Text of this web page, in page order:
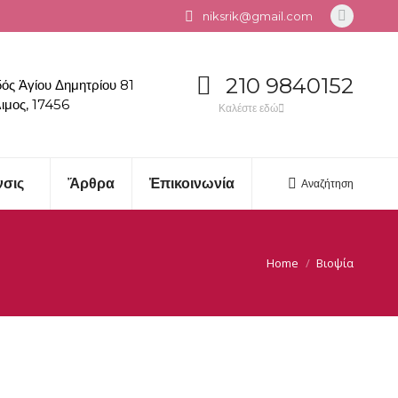
niksrik@gmail.com
Linkedin
in
Ἁγίου Δημητρίου 81
17456
210 9840152
Καλέστε εδώ
Ἄρθρα Ἐπικοινωνία Search:
Αναζήτηση
You are here:
Home Βιοψία